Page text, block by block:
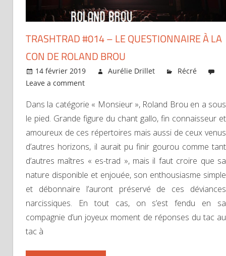
TRASHTRAD #014 – LE QUESTIONNAIRE À LA
CON DE ROLAND BROU
14 février 2019 Aurélie Drillet
Récré
Leave a comment
Dans la catégorie « Monsieur », Roland Brou en a sous
le pied. Grande figure du chant gallo, fin connaisseur et
amoureux de ces répertoires mais aussi de ceux venus
d’autres horizons, il aurait pu finir gourou comme tant
d’autres maîtres « es-trad », mais il faut croire que sa
nature disponible et enjouée, son enthousiasme simple
et débonnaire l’auront préservé de ces déviances
narcissiques. En tout cas, on s’est fendu en sa
compagnie d’un joyeux moment de réponses du tac au
tac à